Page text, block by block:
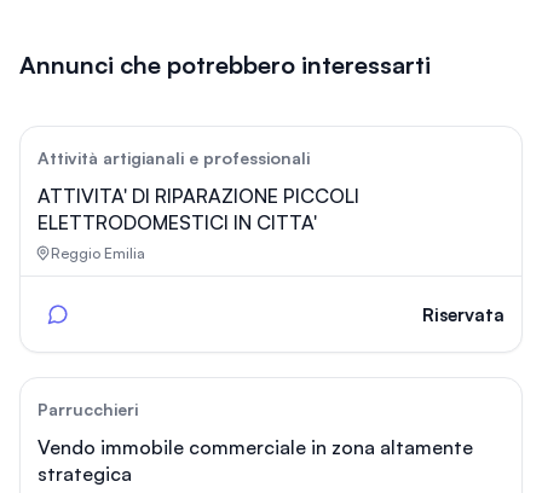
Annunci che potrebbero interessarti
Attività artigianali e professionali
ATTIVITA' DI RIPARAZIONE PICCOLI
ELETTRODOMESTICI IN CITTA'
Reggio Emilia
Riservata
Parrucchieri
Vendo immobile commerciale in zona altamente
strategica